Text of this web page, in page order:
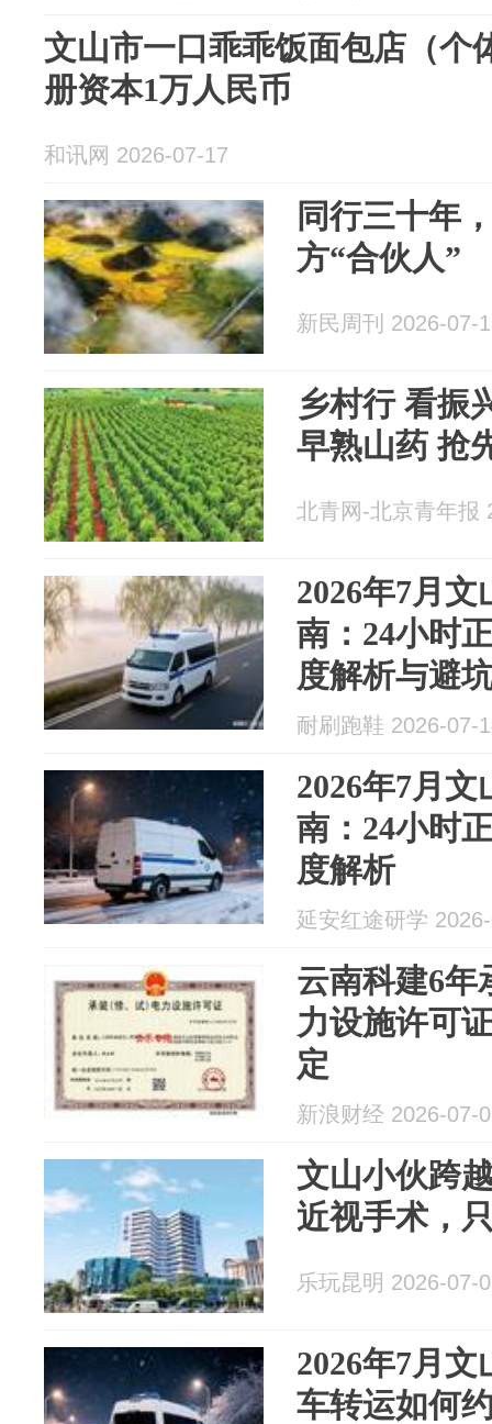
文山市一口乖乖饭面包店（个
册资本1万人民币
和讯网 2026-07-17
同行三十年
方“合伙人”
新民周刊 2026-07-
乡村行 看振
早熟山药 抢
北青网-北京青年报
2026年7月
南：24小时
度解析与避
耐刷跑鞋 2026-07-
2026年7月
南：24小时
度解析
延安红途研学
云南科建6年
力设施许可
定
新浪财经 2026-07-
文山小伙跨
近视手术，
乐玩昆明 2026-07-
2026年7月
车转运如何